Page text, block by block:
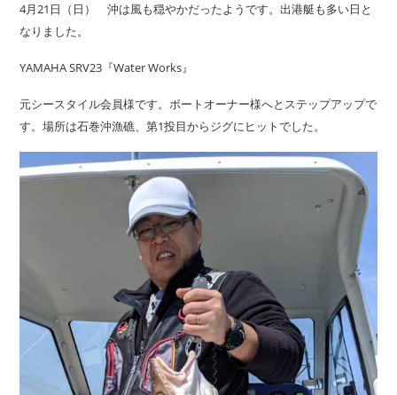
4月21日（日） 沖は風も穏やかだったようです。出港艇も多い日と
なりました。
YAMAHA SRV23『Water Works』
元シースタイル会員様です。ボートオーナー様へとステップアップで
す。場所は石巻沖漁礁、第1投目からジグにヒットでした。